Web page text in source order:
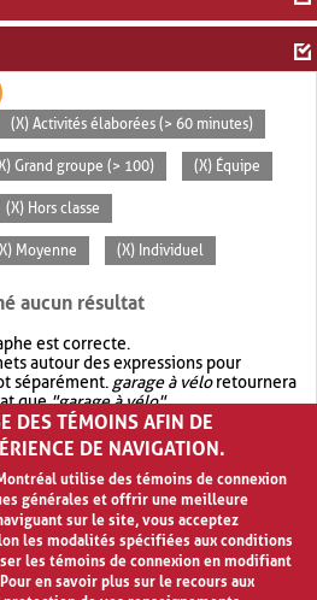
(X) Activités élaborées (> 60 minutes)
Grand groupe (> 100) (X) Équipe
(X) Hors classe
Moyenne (X) Individuel
aucun résultat
est correcte.
autour des expressions pour
séparément. garage à véloretournera
que"garage à vélo".
recherche avec OR.garage OR vélo
de résultat quegarage à vélo
DES TÉMOINS AFIN DE
DE NAVIGATION.
utilise des témoins de connexion
générales et offrir une meilleure
sur le site, vous acceptez
les modalités spécifiées aux conditions
les témoins de connexion en modifiant
en savoir plus sur le recours aux